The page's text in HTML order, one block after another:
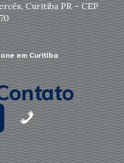
Curitiba PR – CEP
em Curitiba